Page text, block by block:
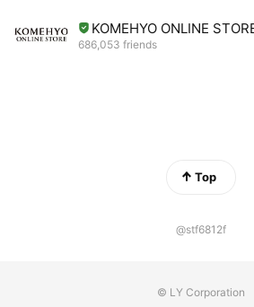
KOMEHYO ONLINE
686,053 friends
Top
@stf6812f
© LY Corporation